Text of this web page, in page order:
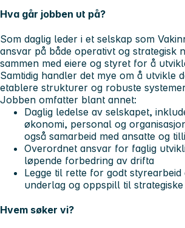
Hva går jobben ut på?
Som daglig leder i et selskap som
ansvar på både operativt og strategisk
sammen med eiere og styret for å
Samtidig handler det mye om å utvikle
etablere strukturer og robuste
Jobben omfatter blant annet:
Daglig ledelse av selskapet,
økonomi, personal og
også samarbeid med ansatte og
Overordnet ansvar for faglig
løpende forbedring av drifta
Legge til rette for godt styrearbeid
underlag og oppspill til
Hvem søker vi?